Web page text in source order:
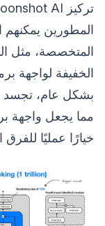
المطورين يمكنهم
المتخصصة، مثل
الخفيفة لواجهة
خيارًا عمليًا للفرق